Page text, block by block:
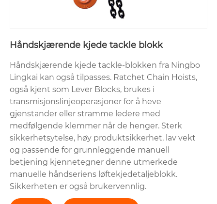
Håndskjærende kjede tackle blokk
Håndskjærende kjede tackle-blokken fra Ningbo
Lingkai kan også tilpasses. Ratchet Chain Hoists,
også kjent som Lever Blocks, brukes i
transmisjonslinjeoperasjoner for å heve
gjenstander eller stramme ledere med
medfølgende klemmer når de henger. Sterk
sikkerhetsytelse, høy produktsikkerhet, lav vekt
og passende for grunnleggende manuell
betjening kjennetegner denne utmerkede
manuelle håndseriens løftekjedetaljeblokk.
Sikkerheten er også brukervennlig.